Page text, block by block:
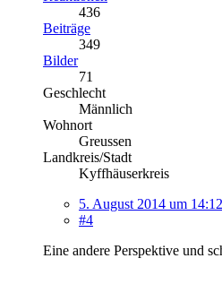
436
Beiträge
349
Bilder
71
Geschlecht
Männlich
Wohnort
Greussen
Landkreis/Stadt
Kyffhäuserkreis
5. August 2014 um 14:12
#4
Eine andere Perspektive und